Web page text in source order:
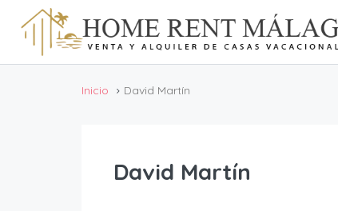
Inicio David Martín
David Martín